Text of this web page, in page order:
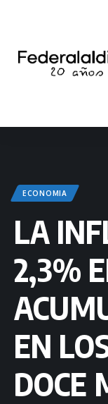
ECONOMIA
LA
2,3%
EN
DOCE